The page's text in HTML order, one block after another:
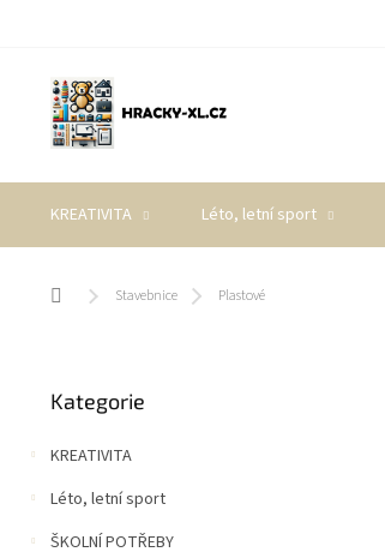
KREATIVITA Léto, letní sport
Domů Stavebnice Plastové
s
r
a
n
kategorie
Kategorie
KREATIVITA
Léto, letní sport
ŠKOLNÍ POTŘEBY